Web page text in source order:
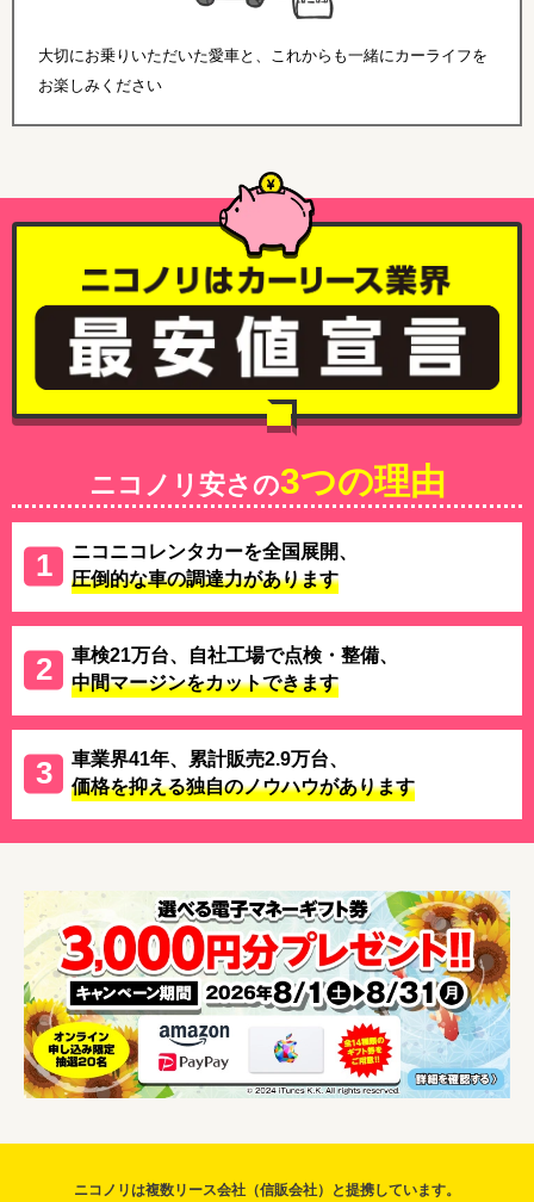
大切にお乗りいただいた愛車と、これからも一緒にカーライフを
お楽しみください
ニコノリ安さの3つの理由
ニコニコレンタカーを全国展開、
圧倒的な車の調達力があります
車検21万台、自社工場で点検・整備、
中間マージンをカットできます
車業界41年、累計販売2.9万台、
価格を抑える独自のノウハウがあります
ニコノリは複数リース会社（信販会社）と提携しています。